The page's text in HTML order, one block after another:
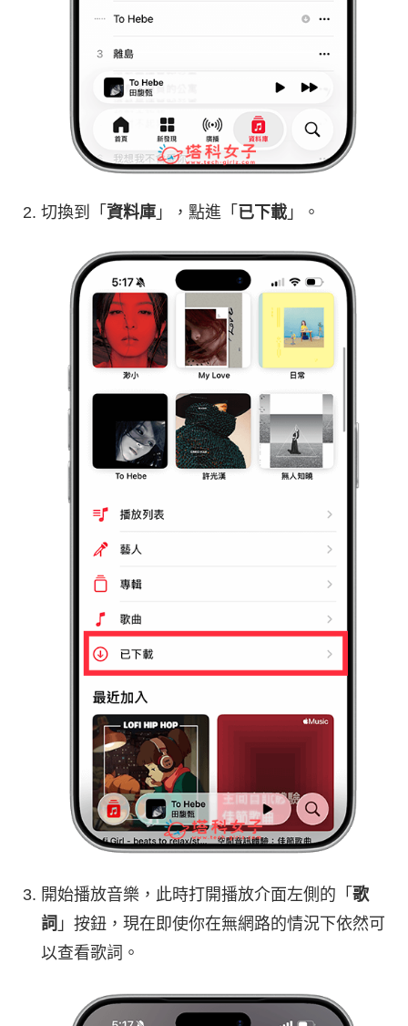
切換到「 資料庫 」，點進「 已下載 」。
開始播放音樂，此時打開播放介面左側的「 歌
詞 」按鈕，現在即使你在無網路的情況下依然可
以查看歌詞。